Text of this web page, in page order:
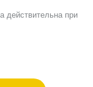
действительна при